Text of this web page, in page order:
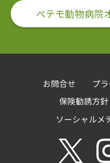
ペテモ動物病院
お問合せ
プ
保険勧誘方針
ソーシャルメ